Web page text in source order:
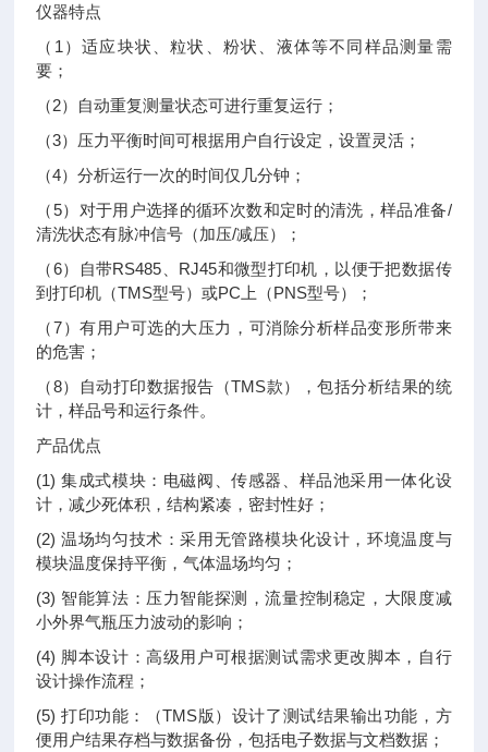
仪器特点
（1）适应块状、粒状、粉状、液体等不同样品测量需
要；
（2）自动重复测量状态可进行重复运行；
（3）压力平衡时间可根据用户自行设定，设置灵活；
（4）分析运行一次的时间仅几分钟；
（5）对于用户选择的循环次数和定时的清洗，样品准备/
清洗状态有脉冲信号（加压/减压）；
（6）自带RS485、RJ45和微型打印机，以便于把数据传
到打印机（TMS型号）或PC上（PNS型号）；
（7）有用户可选的大压力，可消除分析样品变形所带来
的危害；
（8）自动打印数据报告（TMS款），包括分析结果的统
计，样品号和运行条件。
产品优点
(1) 集成式模块：电磁阀、传感器、样品池采用一体化设
计，减少死体积，结构紧凑，密封性好；
(2) 温场均匀技术：采用无管路模块化设计，环境温度与
模块温度保持平衡，气体温场均匀；
(3) 智能算法：压力智能探测，流量控制稳定，大限度减
小外界气瓶压力波动的影响；
(4) 脚本设计：高级用户可根据测试需求更改脚本，自行
设计操作流程；
(5) 打印功能：（TMS版）设计了测试结果输出功能，方
便用户结果存档与数据备份，包括电子数据与文档数据；